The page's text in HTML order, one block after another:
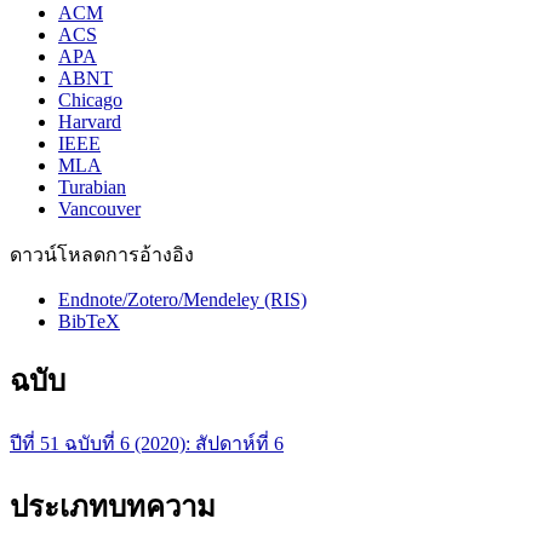
ACM
ACS
APA
ABNT
Chicago
Harvard
IEEE
MLA
Turabian
Vancouver
ดาวน์โหลดการอ้างอิง
Endnote/Zotero/Mendeley (RIS)
BibTeX
ฉบับ
ปีที่ 51 ฉบับที่ 6 (2020): สัปดาห์ที่ 6
ประเภทบทความ